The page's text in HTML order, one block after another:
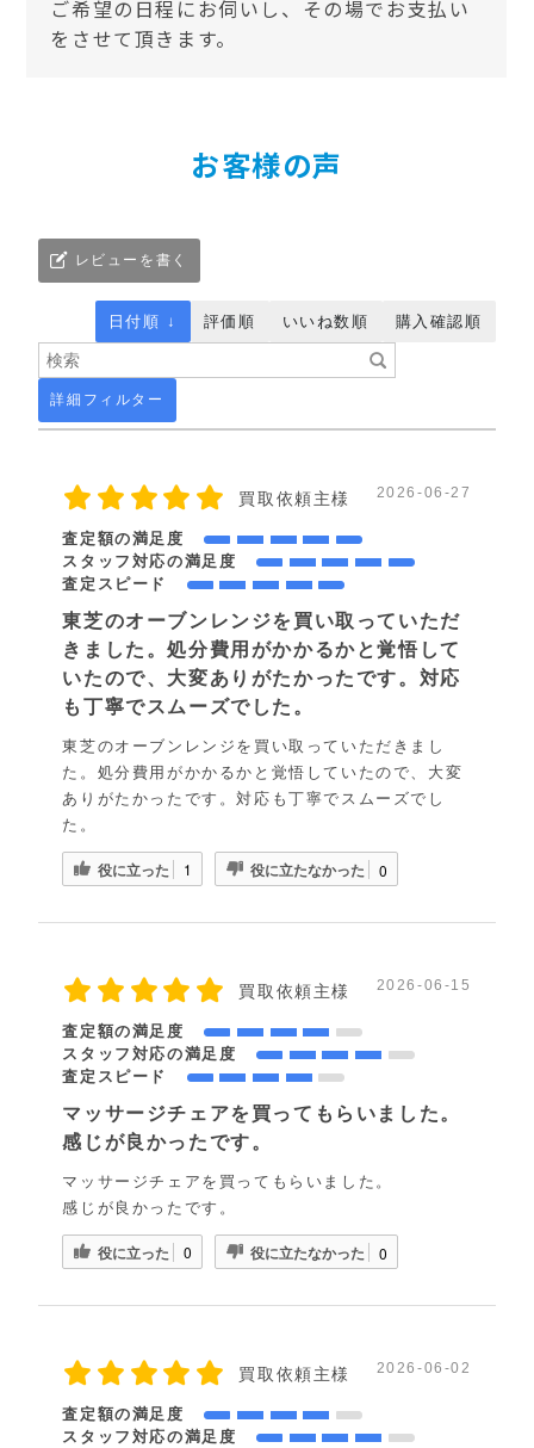
ご希望の日程にお伺いし、その場でお支払い
をさせて頂きます。
お客様の声
レビューを書く
詳細フィルター
日付順 ↓ 評価順 いいね数順 購入確認順
買取依頼主様 2026-06-27
査定額の満足度
スタッフ対応の満足度
査定スピード
東芝のオーブンレンジを買い取っていただ
きました。処分費用がかかるかと覚悟して
いたので、大変ありがたかったです。対応
も丁寧でスムーズでした。
東芝のオーブンレンジを買い取っていただきまし
た。処分費用がかかるかと覚悟していたので、大変
ありがたかったです。対応も丁寧でスムーズでし
た。
役に立った 1 役に立たなかった 0
買取依頼主様 2026-06-15
査定額の満足度
スタッフ対応の満足度
査定スピード
マッサージチェアを買ってもらいました。
感じが良かったです。
マッサージチェアを買ってもらいました。
感じが良かったです。
役に立った 0 役に立たなかった 0
買取依頼主様 2026-06-02
査定額の満足度
スタッフ対応の満足度